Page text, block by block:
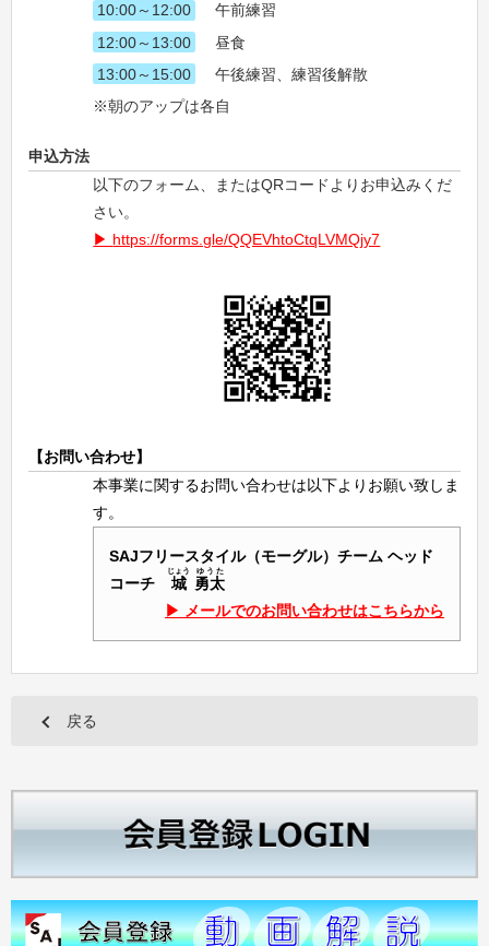
10:00～12:00
午前練習
12:00～13:00
昼食
13:00～15:00
午後練習、練習後解散
※朝のアップは各自
申込方法
以下のフォーム、またはQRコードよりお申込みくだ
さい。
https://forms.gle/QQEVhtoCtqLVMQjy7
【お問い合わせ】
本事業に関するお問い合わせは以下よりお願い致しま
す。
SAJフリースタイル（モーグル）チーム ヘッド
コーチ 城
じょう
勇太
ゆうた
メールでのお問い合わせはこちらから
戻る